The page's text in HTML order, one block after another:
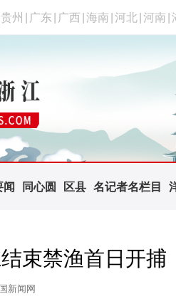
贵州 广东 广西 海南 河北 河南
闻 同心圆 区县 名记者名栏目
束禁渔首日开捕
新闻网